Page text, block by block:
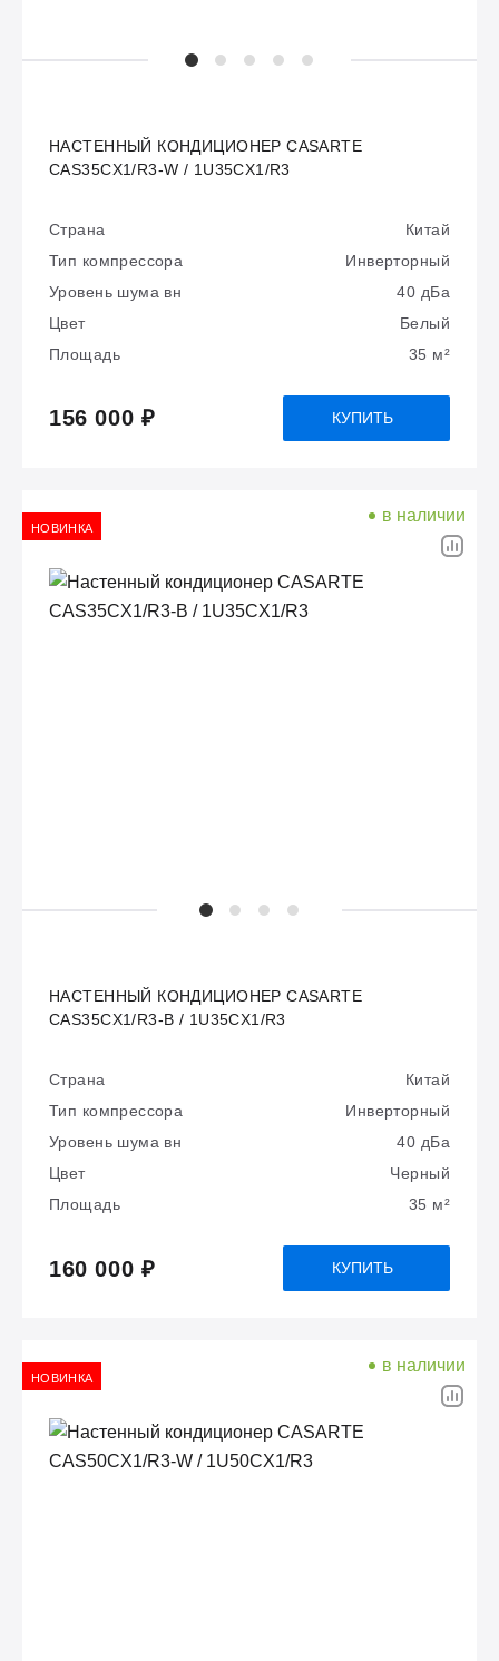
НАСТЕННЫЙ КОНДИЦИОНЕР CASARTE
CAS35CX1/R3-W / 1U35CX1/R3
Страна
Китай
Тип компрессора
Инверторный
Уровень шума вн
40 дБа
Цвет
Белый
Площадь
35 м²
156 000 ₽ КУПИТЬ
НОВИНКА
в наличии
НАСТЕННЫЙ КОНДИЦИОНЕР CASARTE
CAS35CX1/R3-B / 1U35CX1/R3
Страна
Китай
Тип компрессора
Инверторный
Уровень шума вн
40 дБа
Цвет
Черный
Площадь
35 м²
160 000 ₽ КУПИТЬ
НОВИНКА
в наличии